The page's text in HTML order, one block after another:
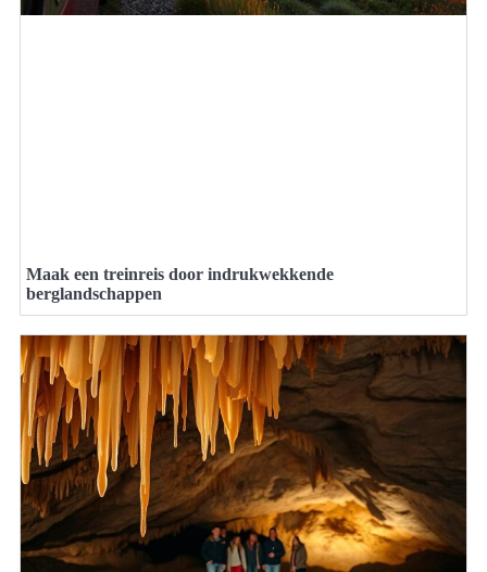
Maak een treinreis door indrukwekkende
berglandschappen